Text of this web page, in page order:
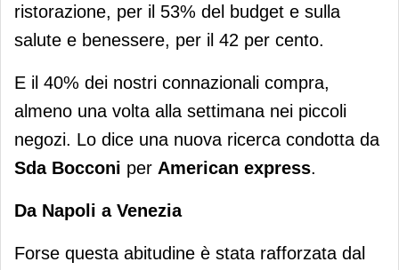
ristorazione, per il 53% del budget e sulla
salute e benessere, per il 42 per cento.
E il 40% dei nostri connazionali compra,
almeno una volta alla settimana nei piccoli
negozi. Lo dice una nuova ricerca condotta da
Sda Bocconi per American express.
Da Napoli a Venezia
Forse questa abitudine è stata rafforzata dal